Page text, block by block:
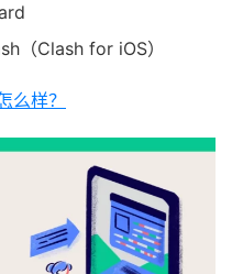
（Clash for iOS）
么样？